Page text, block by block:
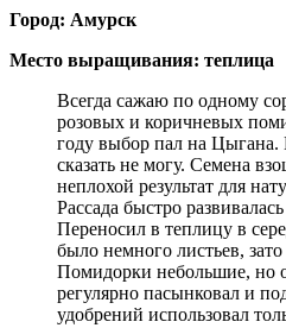
Город: Амурск
Место выращивания: теплица
Всегда сажаю по одному
розовых и коричневых
году выбор пал на Цыгана.
сказать не могу. Семена
неплохой результат для
Рассада быстро
Переносил в теплицу в
было немного листьев,
Помидорки небольшие, но
регулярно пасынковал и
удобрений использовал